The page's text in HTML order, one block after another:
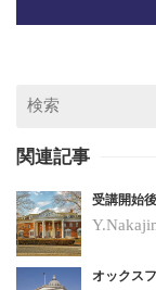
関連記事
受講開始
オックス